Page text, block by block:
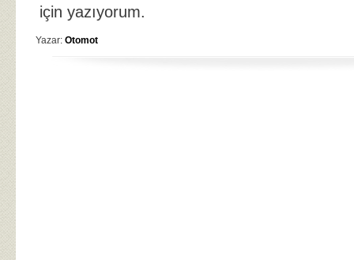
için yazıyorum.
Yazar: Otomot